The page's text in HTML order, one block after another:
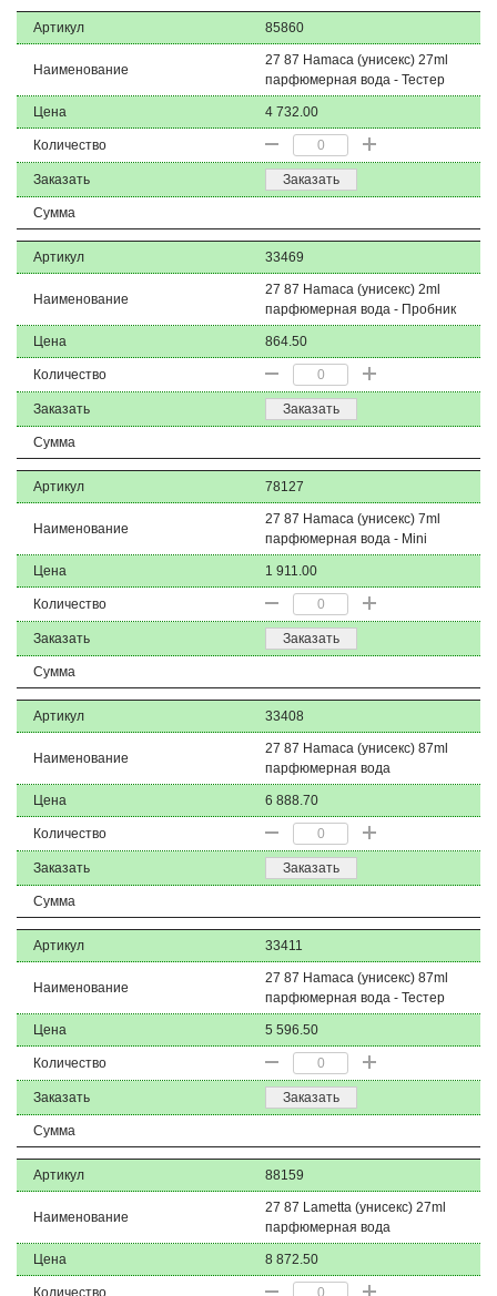
Артикул 85860
Наименование
27 87 Hamaca (унисекс) 27ml
парфюмерная вода - Тестер
Цена 4 732.00
Количество
Заказать Заказать
Сумма
Артикул 33469
Наименование
27 87 Hamaca (унисекс) 2ml
парфюмерная вода - Пробник
Цена 864.50
Количество
Заказать Заказать
Сумма
Артикул 78127
Наименование
27 87 Hamaca (унисекс) 7ml
парфюмерная вода - Mini
Цена 1 911.00
Количество
Заказать Заказать
Сумма
Артикул 33408
Наименование
27 87 Hamaca (унисекс) 87ml
парфюмерная вода
Цена 6 888.70
Количество
Заказать Заказать
Сумма
Артикул 33411
Наименование
27 87 Hamaca (унисекс) 87ml
парфюмерная вода - Тестер
Цена 5 596.50
Количество
Заказать Заказать
Сумма
Артикул 88159
Наименование
27 87 Lametta (унисекс) 27ml
парфюмерная вода
Цена 8 872.50
Количество